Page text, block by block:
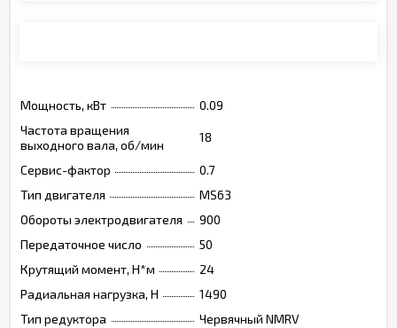
Мощность, кВт
0.09
Частота вращения
выходного вала, об/мин
18
Сервис-фактор
0.7
Тип двигателя
MS63
Обороты электродвигателя
900
Передаточное число
50
Крутящий момент, Н*м
24
Радиальная нагрузка, Н
1490
Тип редуктора
Червячный NMRV